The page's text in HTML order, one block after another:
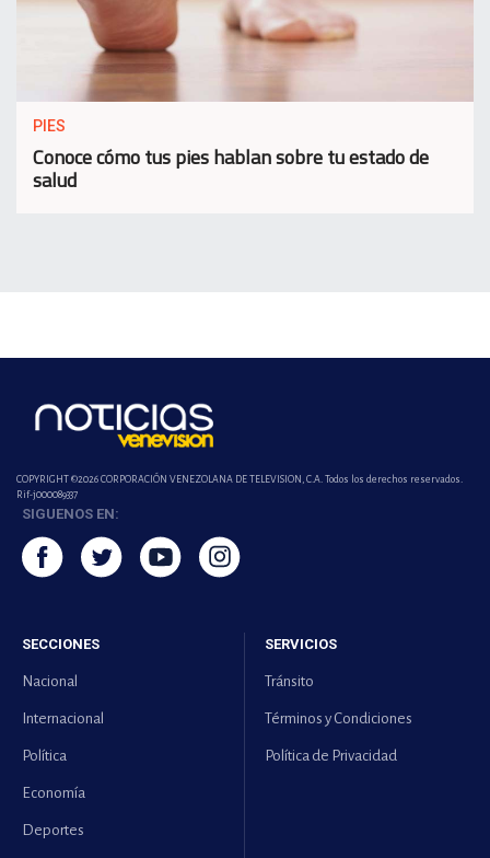
PIES
Conoce cómo tus pies hablan sobre tu estado de
salud
COPYRIGHT ©2026 CORPORACIÓN VENEZOLANA DE TELEVISION, C.A. Todos los derechos reservados.
Rif-j000089337
SIGUENOS EN:
SECCIONES
Nacional
Internacional
Política
Economía
Deportes
SERVICIOS
Tránsito
Términos y Condiciones
Política de Privacidad